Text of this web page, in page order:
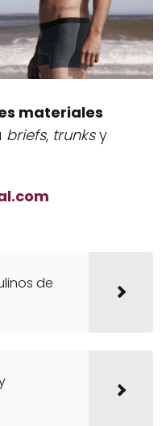
materiales
briefs, trunksy
de